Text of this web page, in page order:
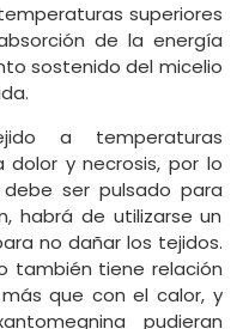
superiores
de la energía
sostenido del micelio
a temperaturas
dolor y necrosis, por lo
ser pulsado para
habrá de utilizarse un
no dañar los tejidos.
también tiene relación
que con el calor, y
pudieran